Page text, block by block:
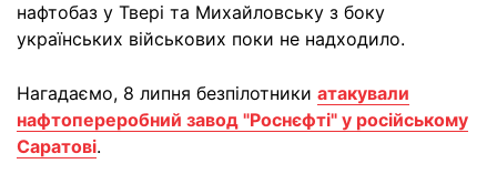
нафтобаз у Твері та Михайловську з боку
українських військових поки не надходило.
Нагадаємо, 8 липня безпілотники атакували
нафтопереробний завод "Роснєфті" у російському
Саратові.